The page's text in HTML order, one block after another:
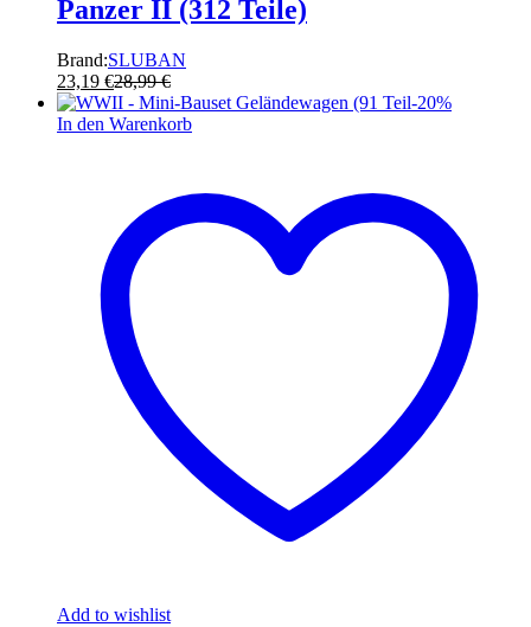
Panzer II (312 Teile)
Brand:SLUBAN
23,19 €28,99€
-20%
In den Warenkorb
Add to wishlist